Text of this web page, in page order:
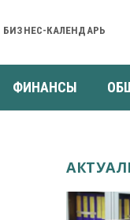
БИЗНЕС-КАЛЕНДАРЬ
ФИНАНСЫ